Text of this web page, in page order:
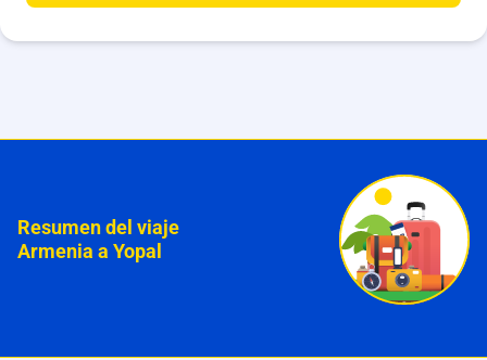
Resumen del viaje
Armenia a Yopal